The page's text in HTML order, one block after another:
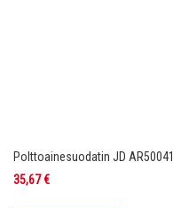
Polttoainesuodatin JD AR50041
35,67 €